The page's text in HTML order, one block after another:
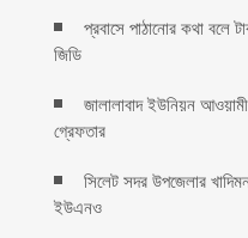
প্রবাসে পাঠানোর কথা বলে
জিডি ‎
জালালাবাদ ইউনিয়ন
গ্রেফতার
সিলেট সদর উপজেলার
ইউএনও